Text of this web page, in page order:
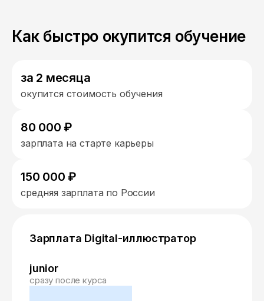
Как быстро окупится обучение
за 2 месяца
окупится стоимость обучения
80 000 ₽
зарплата на старте карьеры
150 000 ₽
средняя зарплата по России
Зарплата Digital-иллюстратор
junior
сразу после курса